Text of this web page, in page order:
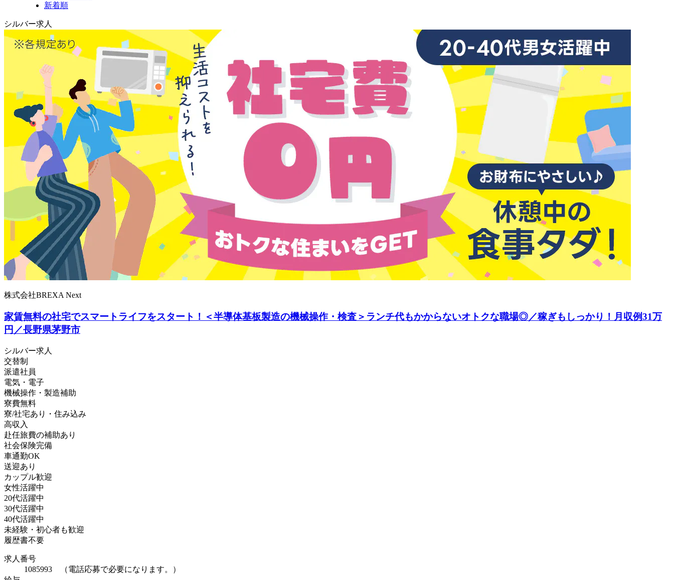
新着順
シルバー求人
株式会社BREXA Next
家賃無料の社宅でスマートライフをスタート！＜半導体基板製造の機械操作・検査＞ランチ代もかからないオトクな職場◎／稼ぎもしっかり！月収例31万
円／長野県茅野市
シルバー求人
交替制
派遣社員
電気・電子
機械操作・製造補助
寮費無料
寮/社宅あり・住み込み
高収入
赴任旅費の補助あり
社会保険完備
車通勤OK
送迎あり
カップル歓迎
女性活躍中
20代活躍中
30代活躍中
40代活躍中
未経験・初心者も歓迎
履歴書不要
求人番号
1085993 （電話応募で必要になります。）